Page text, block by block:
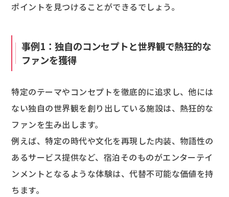
ポイントを見つけることができるでしょう。
事例1：独自のコンセプトと世界観で熱狂的な
ファンを獲得
特定のテーマやコンセプトを徹底的に追求し、他には
ない独自の世界観を創り出している施設は、熱狂的な
ファンを生み出します。
例えば、特定の時代や文化を再現した内装、物語性の
あるサービス提供など、宿泊そのものがエンターテイ
ンメントとなるような体験は、代替不可能な価値を持
ちます。